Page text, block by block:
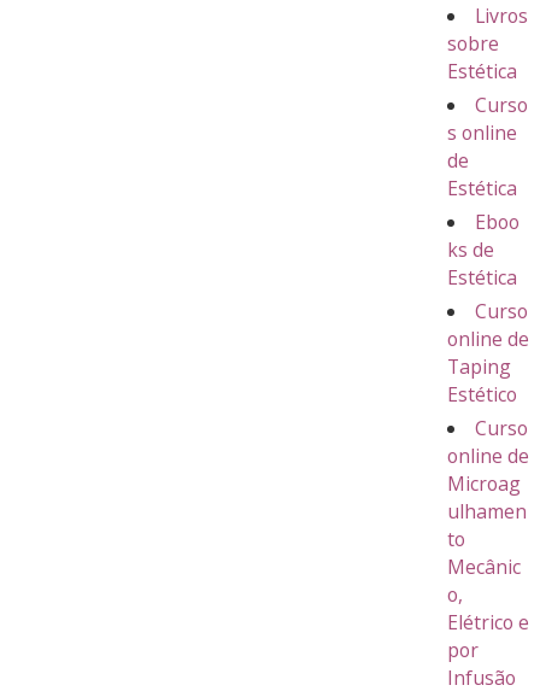
Livros
sobre
Estética
Curso
s online
de
Estética
Eboo
ks de
Estética
Curso
online de
Taping
Estético
Curso
online de
Microag
ulhamen
to
Mecânic
o,
Elétrico e
por
Infusão